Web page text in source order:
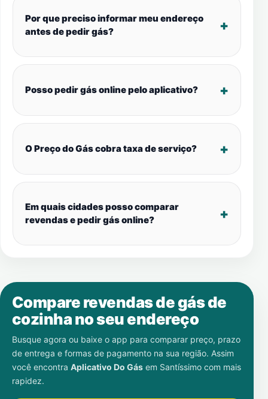
Por que preciso informar meu endereço
antes de pedir gás?
Posso pedir gás online pelo aplicativo?
O Preço do Gás cobra taxa de serviço?
Em quais cidades posso comparar
revendas e pedir gás online?
Compare revendas de gás de
cozinha no seu endereço
Busque agora ou baixe o app para comparar preço, prazo
de entrega e formas de pagamento na sua região. Assim
você encontra Aplicativo Do Gás em Santíssimo com mais
rapidez.